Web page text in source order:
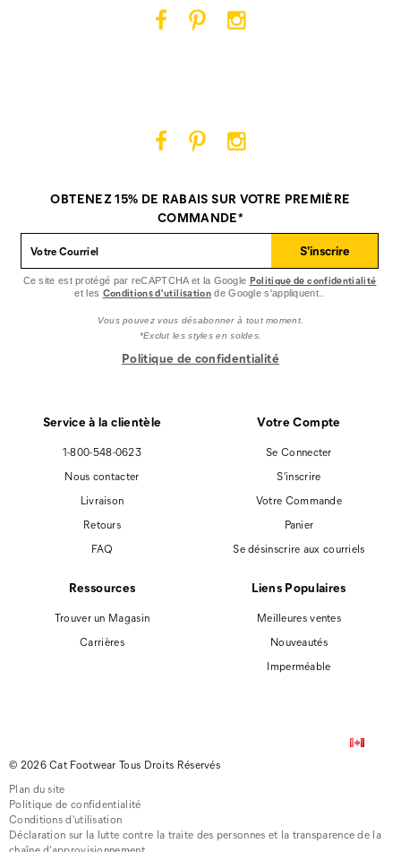
Service à la clientèle
1-800-548-0623
Nous contacter
Livraison
Retours
FAQ
Votre Compte
Se Connecter
S'inscrire
Votre Commande
Panier
Se désinscrire aux courriels
Ressources
Trouver un Magasin
Carrières
Liens Populaires
Meilleures ventes
Nouveautés
Imperméable
sur
Facebook
sur
Pinterest
sur
Instagram
OBTENEZ 15% DE RABAIS SUR VOTRE PREMIÈRE
COMMANDE*
S'inscrire
Ce site est protégé par reCAPTCHA et la Google Politique de confidentialité
et les Conditions d'utilisation de Google s'appliquent..
Vous pouvez vous désabonner à tout moment.
*Exclut les styles en soldes.
Politique de confidentialité
© 2026 Cat Footwear Tous Droits Réservés
Plan du site
Politique de confidentialité
Conditions d'utilisation
Déclaration sur la lutte contre la traite des personnes et la transparence de la
chaîne d’approvisionnement